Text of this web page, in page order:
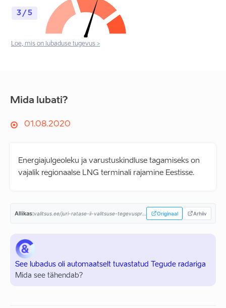
3 / 5
Loe, mis on lubaduse tugevus >
Mida lubati?
01.08.2020
Energiajulgeoleku ja varustuskindluse tagamiseks on
vajalik regionaalse LNG terminali rajamine Eestisse.
Allikas: Originaal Arhiiv
See lubadus oli automaatselt tuvastatud Tegude radariga
Mida see tähendab?